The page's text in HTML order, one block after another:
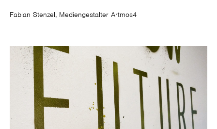
Fabian Stenzel, Mediengestalter Artmos4